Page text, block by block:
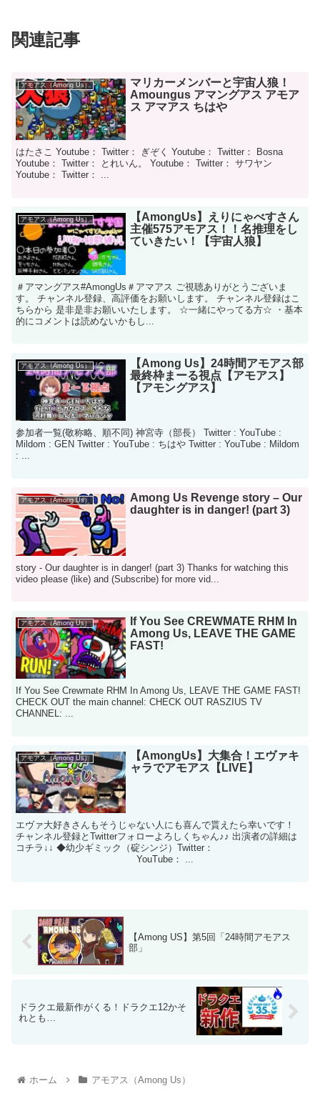
関連記事
アモアス（Among Us）
マリカーメンバーと宇宙人狼！
Amoungus アマングアス アモア
ス アマアス ちはや
はたさこ Youtube： Twitter： ぎぞく Youtube： Twitter： Bosna
Youtube： Twitter： とれいん。 Youtube： Twitter： サワヤン
Youtube： Twitter： ...
アモアス（Among Us）
【AmongUs】えりにゃべすさん
主催575アモアス！！名推理をし
ていきたい！【宇宙人狼】
＃アマングアス#AmongUs＃アマアス ご視聴ありがとうございま
す。 チャンネル登録、高評価をお願いします。 チャンネル登録はこ
ちらから 是非是非お願いいたします。 ☆一緒にやってる方☆ ・基本
的にコメントは読めないかもし...
アモアス（Among Us）
【Among Us】24時間アモアス部
最終枠まーる視点【アモアス】
【アモングアス】
参加者一覧(敬称略、順不同) 神宮寺（部長） Twitter : YouTube :
Mildom : GEN Twitter : YouTube : ちはや Twitter : YouTube : Mildom
: ...
アモアス（Among Us）
Among Us Revenge story – Our
daughter is in danger! (part 3)
story - Our daughter is in danger! (part 3) Thanks for watching this
video please (like) and (Subscribe) for more vid...
アモアス（Among Us）
If You See CREWMATE RHM In
Among Us, LEAVE THE GAME
FAST!
If You See Crewmate RHM In Among Us, LEAVE THE GAME FAST!
CHECK OUT the main channel: CHECK OUT RASZIUS TV
CHANNEL: ...
アモアス（Among Us）
【AmongUs】大集合！エヴァキ
ャラでアモアス【LIVE】
エヴァ大好きさんもそうじゃない人にも喜んで貰えたら幸いです！
チャンネル登録とTwitterフォローよろしくちゃん♪♪ 出演者の詳細は
コチラ↓↓ ◆幼少ギミック（碇シンジ）Twitter：
YouTube： ...
【Among US】第5回「24時間アモアス
部」
ドラクエ最新作がくる！ドラクエ12かそ
れとも…
ホーム アモアス（Among Us）